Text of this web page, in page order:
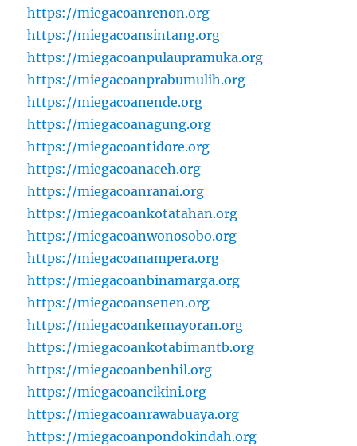
https://miegacoanrenon.org
https://miegacoansintang.org
https://miegacoanpulaupramuka.org
https://miegacoanprabumulih.org
https://miegacoanende.org
https://miegacoanagung.org
https://miegacoantidore.org
https://miegacoanaceh.org
https://miegacoanranai.org
https://miegacoankotatahan.org
https://miegacoanwonosobo.org
https://miegacoanampera.org
https://miegacoanbinamarga.org
https://miegacoansenen.org
https://miegacoankemayoran.org
https://miegacoankotabimantb.org
https://miegacoanbenhil.org
https://miegacoancikini.org
https://miegacoanrawabuaya.org
https://miegacoanpondokindah.org